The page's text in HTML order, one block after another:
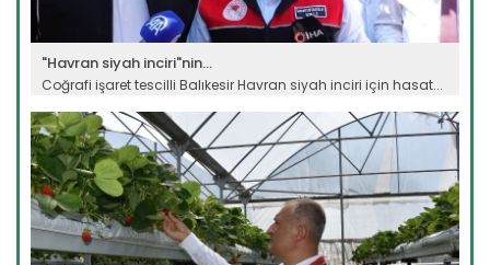
"Havran siyah inciri"nin...
Coğrafi işaret tescilli Balıkesir Havran siyah inciri için hasat...
Devamını Oku ->